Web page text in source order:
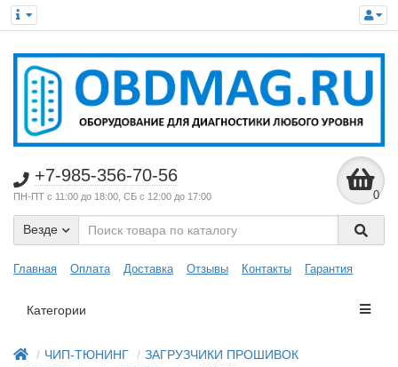
+7-985-356-70-56
ПН-ПТ с 11:00 до 18:00, СБ с 12:00 до 17:00 0
Везде
Главная Оплата Доставка Отзывы Контакты Гарантия
Категории
ЧИП-ТЮНИНГ
ЗАГРУЗЧИКИ ПРОШИВОК